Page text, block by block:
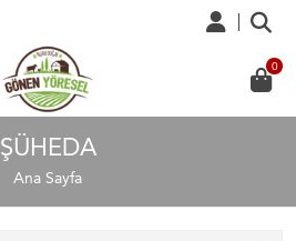
ŞÜHEDA
Ana Sayfa